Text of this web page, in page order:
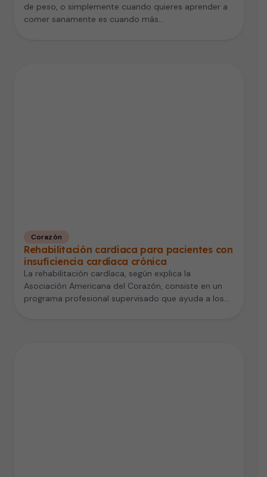
de peso, o simplemente cuando quieres aprender a
comer sanamente es cuando más…
Corazón
Rehabilitación cardiaca para pacientes con
insuficiencia cardíaca crónica
La rehabilitación cardíaca, según explica la
Asociación Americana del Corazón, consiste en un
programa profesional supervisado que ayuda a los…